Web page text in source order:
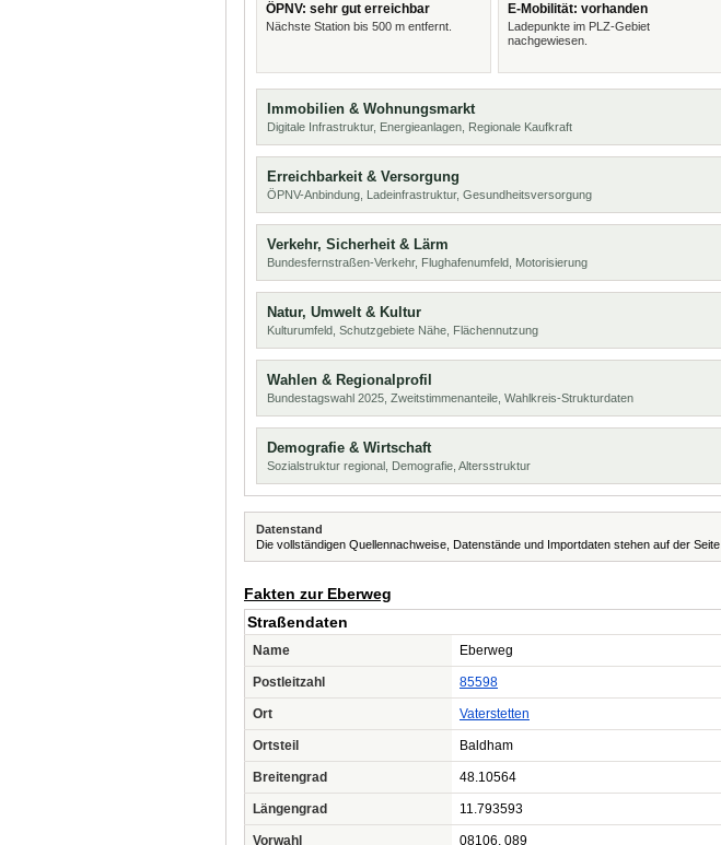
ÖPNV: sehr gut erreichbar
Nächste Station bis 500 m entfernt.
E-Mobilität: vorhanden
Ladepunkte im PLZ-Gebiet
nachgewiesen.
Immobilien & Wohnungsmarkt
Digitale Infrastruktur, Energieanlagen, Regionale Kaufkraft
Erreichbarkeit & Versorgung
ÖPNV-Anbindung, Ladeinfrastruktur, Gesundheitsversorgung
Verkehr, Sicherheit & Lärm
Bundesfernstraßen-Verkehr, Flughafenumfeld, Motorisierung
Natur, Umwelt & Kultur
Kulturumfeld, Schutzgebiete Nähe, Flächennutzung
Wahlen & Regionalprofil
Bundestagswahl 2025, Zweitstimmenanteile, Wahlkreis-Strukturdaten
Demografie & Wirtschaft
Sozialstruktur regional, Demografie, Altersstruktur
Datenstand
Die vollständigen Quellennachweise, Datenstände und Importdaten stehen auf der Seite
Fakten zur Eberweg
Straßendaten
Name Eberweg
Postleitzahl 85598
Ort Vaterstetten
Ortsteil Baldham
Breitengrad 48.10564
Längengrad 11.793593
Vorwahl 08106, 089